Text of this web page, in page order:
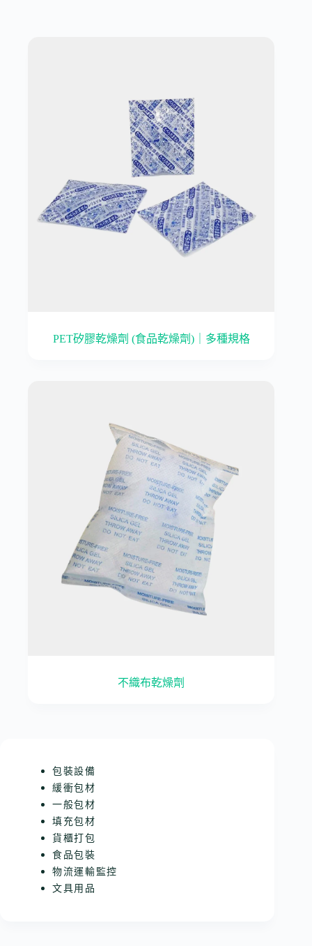
PET矽膠乾燥劑 (食品乾燥劑)｜多種規格
不織布乾燥劑
包裝設備
緩衝包材
一般包材
填充包材
貨櫃打包
食品包裝
物流運輸監控
文具用品